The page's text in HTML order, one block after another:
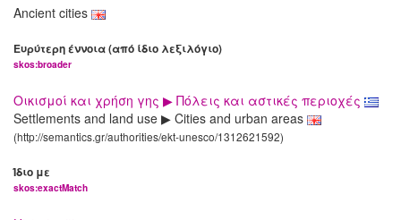
Ancient cities
Ευρύτερη έννοια (από ίδιο λεξιλόγιο)
skos:broader
Οικισμοί και χρήση γης ▶ Πόλεις και αστικές περιοχές
Settlements and land use ▶ Cities and urban areas
(http://semantics.gr/authorities/ekt-unesco/1312621592)
Ίδιο με
skos:exactMatch